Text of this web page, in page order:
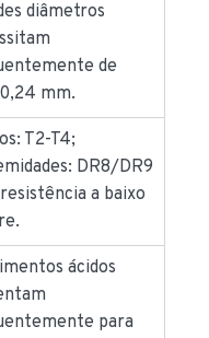
diâmetros
de
mm.
T2-T4;
DR8/DR9
a baixo
ácidos
para